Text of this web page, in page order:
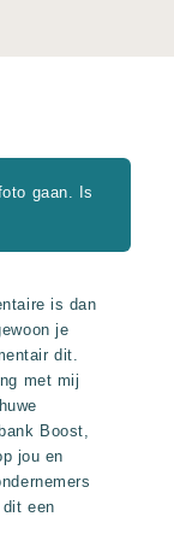
gaan. Is
is dan
je
dit.
met mij
Boost,
jou en
een